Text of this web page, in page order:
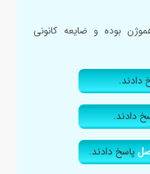
بوده و ضایعه کانونی
دادند.
دادند.
پاسخ دادند.